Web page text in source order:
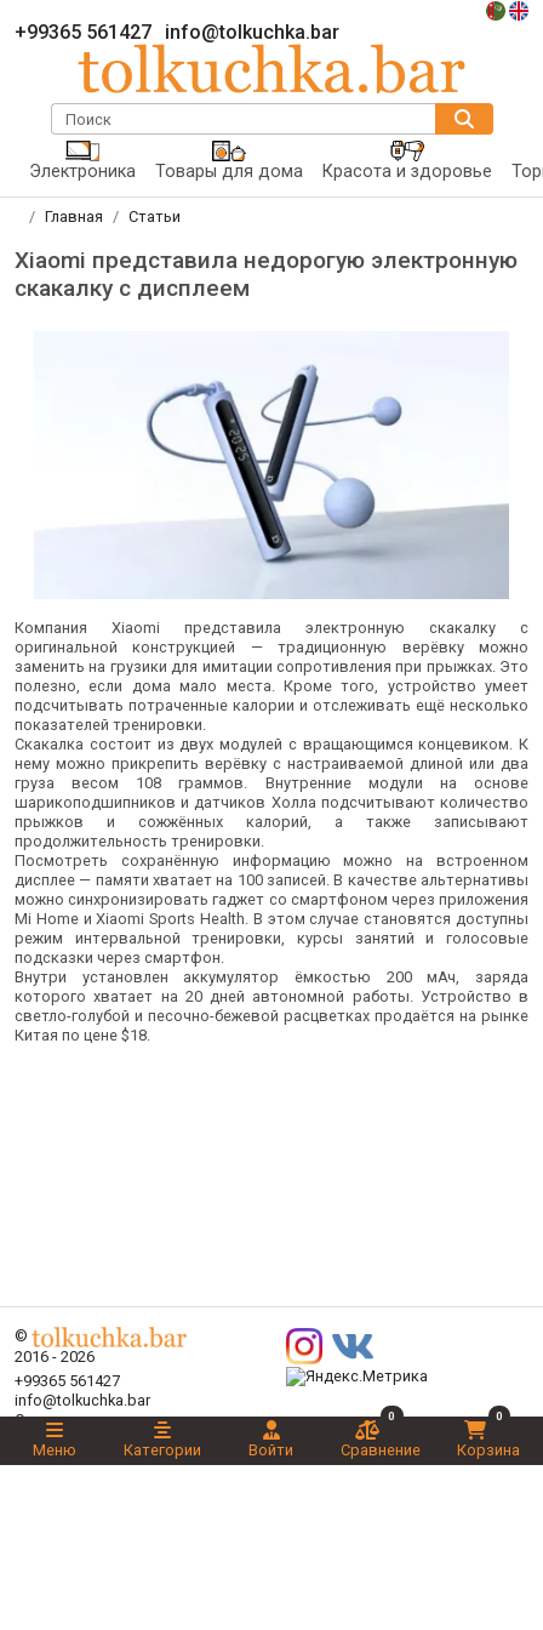
+99365 561427 info@tolkuchka.bar
Поиск
Электроника Товары для дома Красота и здоровье
Главная Статьи
Xiaomi представила недорогую электронную
скакалку с дисплеем
Компания Xiaomi представила электронную скакалку с
оригинальной конструкцией — традиционную верёвку можно
заменить на грузики для имитации сопротивления при прыжках. Это
полезно, если дома мало места. Кроме того, устройство умеет
подсчитывать потраченные калории и отслеживать ещё несколько
показателей тренировки.
Скакалка состоит из двух модулей с вращающимся концевиком. К
нему можно прикрепить верёвку с настраиваемой длиной или два
груза весом 108 граммов. Внутренние модули на основе
шарикоподшипников и датчиков Холла подсчитывают количество
прыжков и сожжённых калорий, а также записывают
продолжительность тренировки.
Посмотреть сохранённую информацию можно на встроенном
дисплее — памяти хватает на 100 записей. В качестве альтернативы
можно синхронизировать гаджет со смартфоном через приложения
Mi Home и Xiaomi Sports Health. В этом случае становятся доступны
режим интервальной тренировки, курсы занятий и голосовые
подсказки через смартфон.
Внутри установлен аккумулятор ёмкостью 200 мАч, заряда
которого хватает на 20 дней автономной работы. Устройство в
светло-голубой и песочно-бежевой расцветках продаётся на рынке
Китая по цене $18.
©
2016 - 2026
+99365 561427
info@tolkuchka.bar
О нас
Доставка
Статьи
Меню Категории Войти
0
Сравнение
0
Корзина